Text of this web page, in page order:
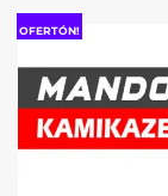
OFERTÓN!